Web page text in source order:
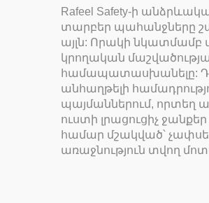
Rafeel Safety-ի
տարբեր պահանջները
այլն: Որակի նկատմամբ
կրողական
համապատասխանելը:
անհաղթելի
պայմաններում, որտեղ
ուստի լրացուցիչ
համար մշակված՝
առաջնություն տվող